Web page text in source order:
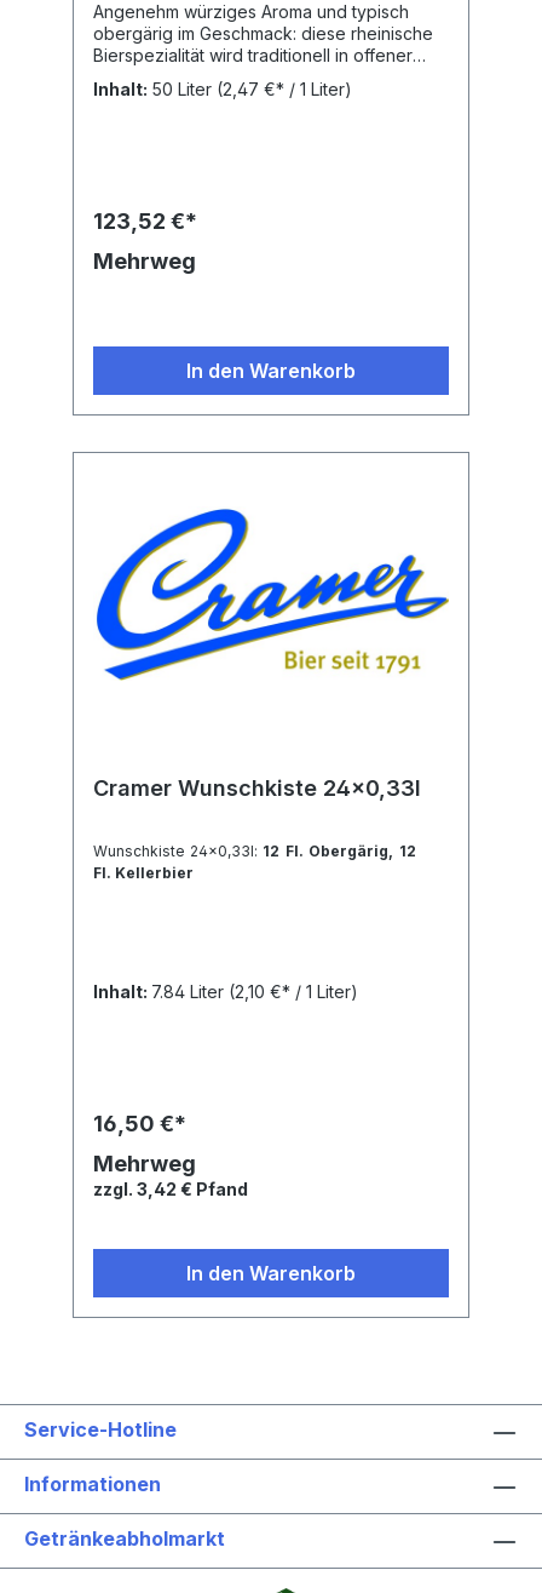
Angenehm würziges Aroma und typisch
obergärig im Geschmack: diese rheinische
Bierspezialität wird traditionell in offener
Gärung und nach dem Reinheitsgebot von
1516 gebraut. Bei den wertvollen Zutaten
gZutaten: Wasser, GERSTENMALZ, Hopfen
Alkohol: 4,8 vol. % Alk.
Inhalt: 50 Liter (2,47 €* / 1 Liter)
123,52 €*
Mehrweg
In den Warenkorb
Cramer Wunschkiste 24x0,33l
Wunschkiste 24x0,33l: 12 Fl. Obergärig, 12
Fl. Kellerbier
Inhalt: 7.84 Liter (2,10 €* / 1 Liter)
16,50 €*
Mehrweg
zzgl. 3,42 € Pfand
In den Warenkorb
Service-Hotline
Informationen
Getränkeabholmarkt